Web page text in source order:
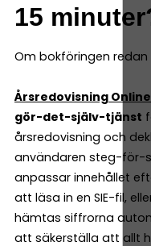
15
Om bokföringen
Årsredovisning Online
gör-det-själv-tjänst
årsredovisning och
användaren steg-för-
anpassar innehållet
att läsa in en SIE-fil,
hämtas siffrorna
att säkerställa att allt